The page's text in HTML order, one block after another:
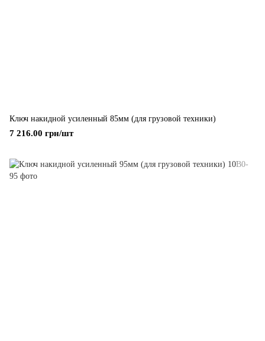
Ключ накидной усиленный 85мм (для грузовой техники)
7 216.00 грн/шт